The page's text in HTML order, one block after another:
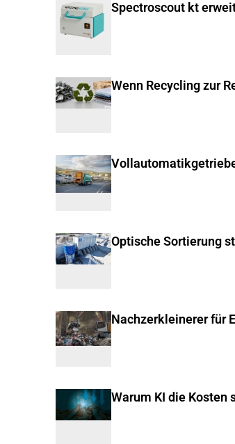
Spectroscout kt
Wenn Recycling zur
Optische Sortierung
Nachzerkleinerer für
Warum KI die Kosten